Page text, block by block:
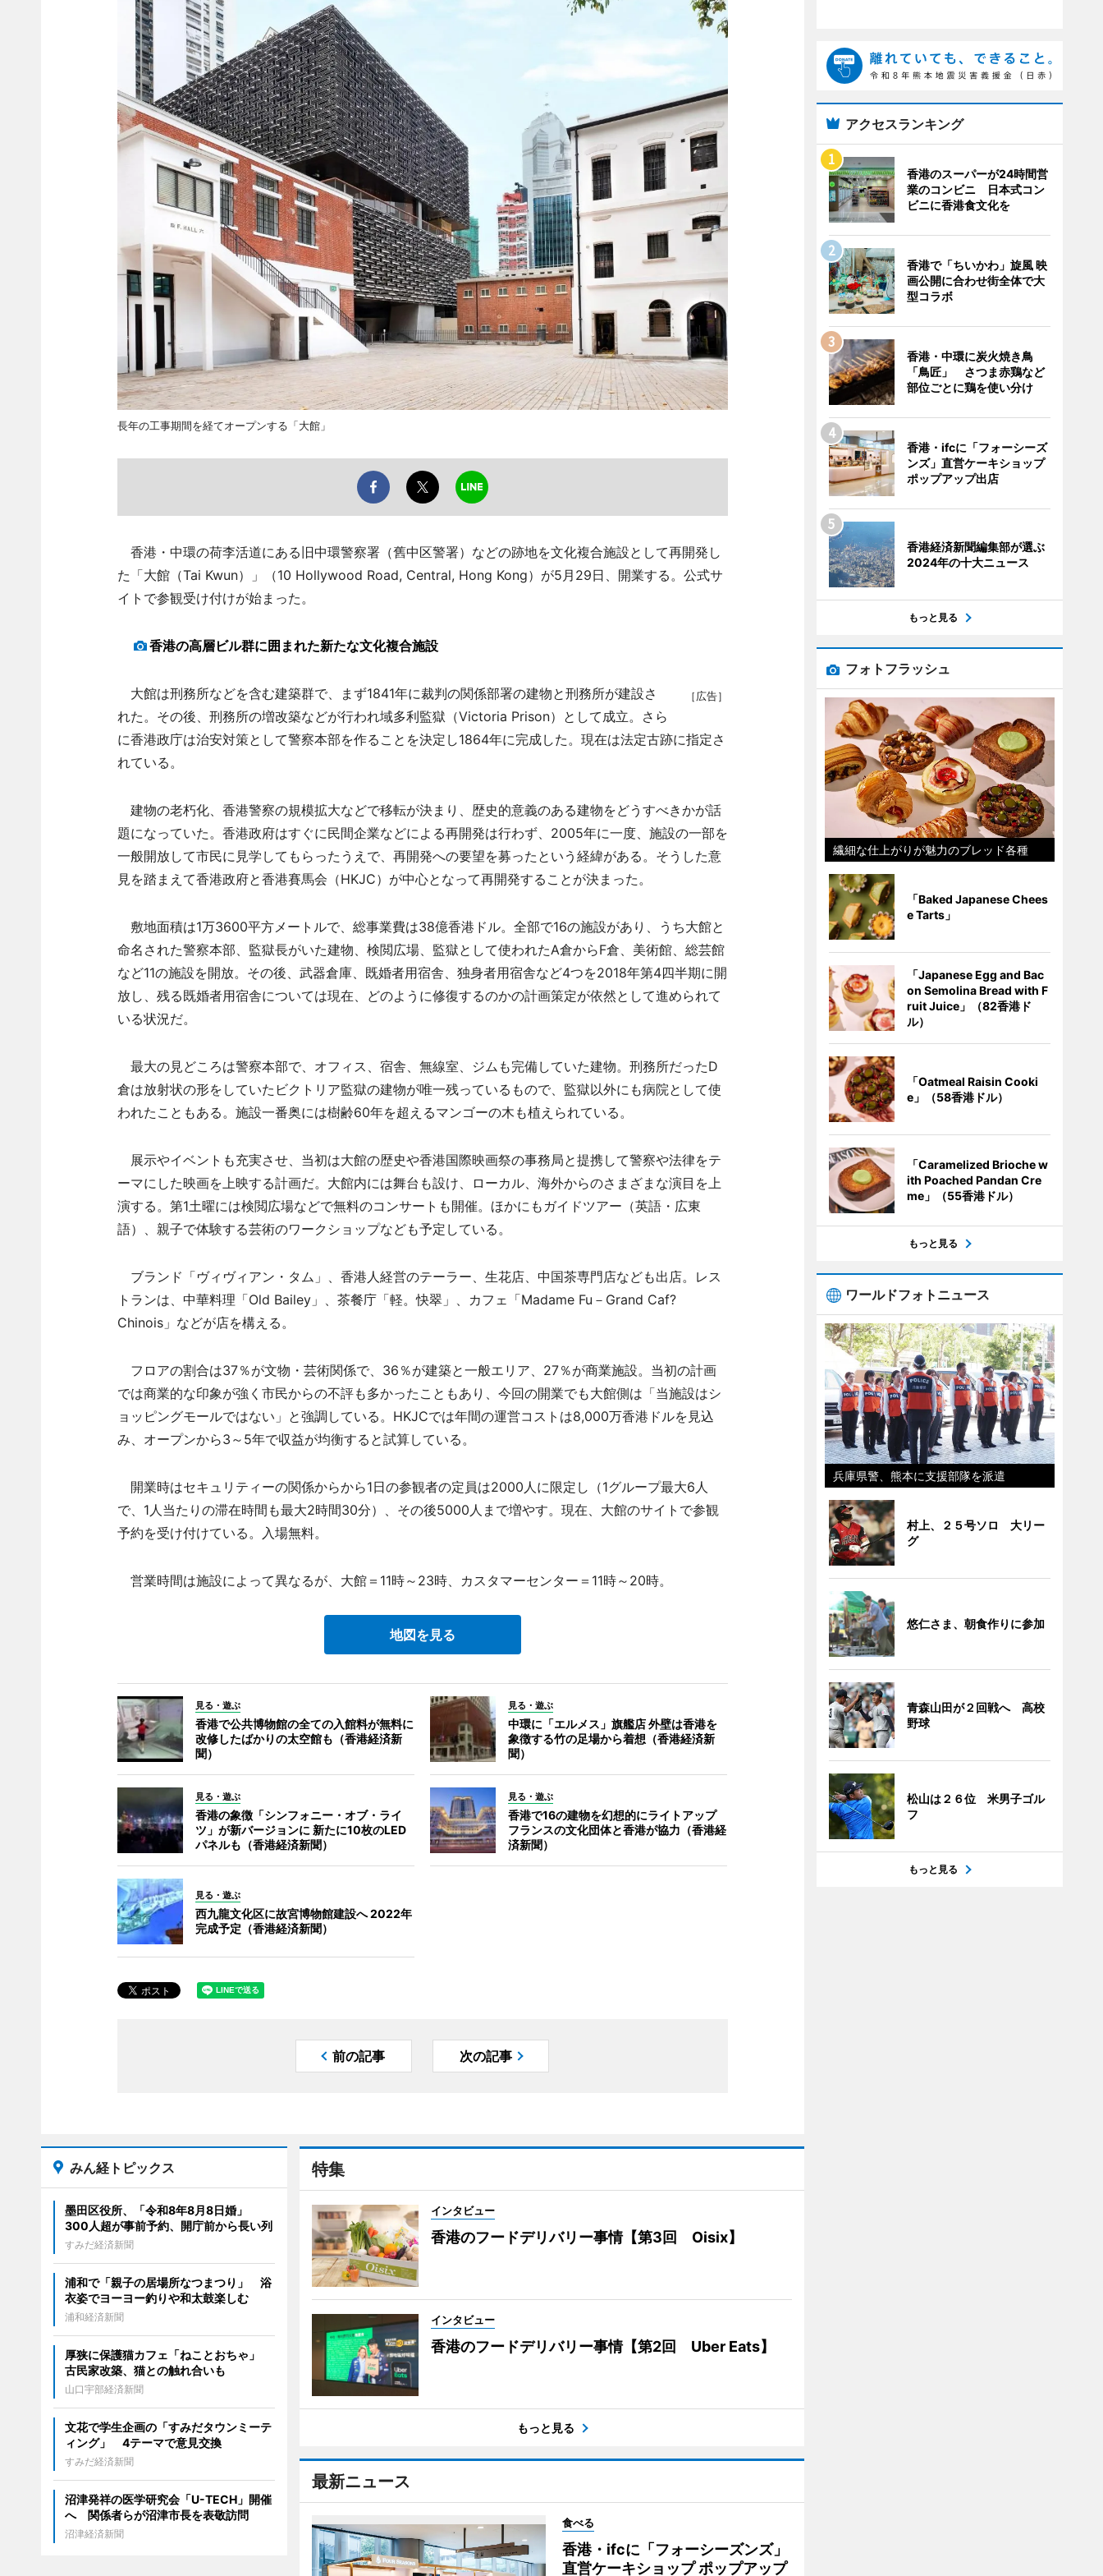
長年の工事期間を経てオープンする「大館」
香港・中環の荷李活道にある旧中環警察署（舊中区警署）などの跡地を文化複合施設として再開発し
た「大館（Tai Kwun）」（10 Hollywood Road, Central, Hong Kong）が5月29日、開業する。公式サ
イトで参観受け付けが始まった。
香港の高層ビル群に囲まれた新たな文化複合施設
［広告］
大館は刑務所などを含む建築群で、まず1841年に裁判の関係部署の建物と刑務所が建設さ
れた。その後、刑務所の増改築などが行われ域多利監獄（Victoria Prison）として成立。さら
に香港政庁は治安対策として警察本部を作ることを決定し1864年に完成した。現在は法定古跡に指定さ
れている。
建物の老朽化、香港警察の規模拡大などで移転が決まり、歴史的意義のある建物をどうすべきかが話
題になっていた。香港政府はすぐに民間企業などによる再開発は行わず、2005年に一度、施設の一部を
一般開放して市民に見学してもらったうえで、再開発への要望を募ったという経緯がある。そうした意
見を踏まえて香港政府と香港賽馬会（HKJC）が中心となって再開発することが決まった。
敷地面積は1万3600平方メートルで、総事業費は38億香港ドル。全部で16の施設があり、うち大館と
命名された警察本部、監獄長がいた建物、検閲広場、監獄として使われたA倉からF倉、美術館、総芸館
など11の施設を開放。その後、武器倉庫、既婚者用宿舎、独身者用宿舎など4つを2018年第4四半期に開
放し、残る既婚者用宿舎については現在、どのように修復するのかの計画策定が依然として進められて
いる状況だ。
最大の見どころは警察本部で、オフィス、宿舎、無線室、ジムも完備していた建物。刑務所だったD
倉は放射状の形をしていたビクトリア監獄の建物が唯一残っているもので、監獄以外にも病院として使
われたこともある。施設一番奥には樹齢60年を超えるマンゴーの木も植えられている。
展示やイベントも充実させ、当初は大館の歴史や香港国際映画祭の事務局と提携して警察や法律をテ
ーマにした映画を上映する計画だ。大館内には舞台も設け、ローカル、海外からのさまざまな演目を上
演する。第1土曜には検閲広場などで無料のコンサートも開催。ほかにもガイドツアー（英語・広東
語）、親子で体験する芸術のワークショップなども予定している。
ブランド「ヴィヴィアン・タム」、香港人経営のテーラー、生花店、中国茶専門店なども出店。レス
トランは、中華料理「Old Bailey」、茶餐庁「軽。快翠」、カフェ「Madame Fu－Grand Caf?
Chinois」などが店を構える。
フロアの割合は37％が文物・芸術関係で、36％が建築と一般エリア、27％が商業施設。当初の計画
では商業的な印象が強く市民からの不評も多かったこともあり、今回の開業でも大館側は「当施設はシ
ョッピングモールではない」と強調している。HKJCでは年間の運営コストは8,000万香港ドルを見込
み、オープンから3～5年で収益が均衡すると試算している。
開業時はセキュリティーの関係からから1日の参観者の定員は2000人に限定し（1グループ最大6人
で、1人当たりの滞在時間も最大2時間30分）、その後5000人まで増やす。現在、大館のサイトで参観
予約を受け付けている。入場無料。
営業時間は施設によって異なるが、大館＝11時～23時、カスタマーセンター＝11時～20時。
地図を見る
見る・遊ぶ
香港で公共博物館の全ての入館料が無料に
改修したばかりの太空館も（香港経済新
聞）
見る・遊ぶ
中環に「エルメス」旗艦店 外壁は香港を
象徴する竹の足場から着想（香港経済新
聞）
見る・遊ぶ
香港の象徴「シンフォニー・オブ・ライ
ツ」が新バージョンに 新たに10枚のLED
パネルも（香港経済新聞）
見る・遊ぶ
香港で16の建物を幻想的にライトアップ
フランスの文化団体と香港が協力（香港経
済新聞）
見る・遊ぶ
西九龍文化区に故宮博物館建設へ 2022年
完成予定（香港経済新聞）
前の記事 次の記事
特集
インタビュー
香港のフードデリバリー事情【第3回 Oisix】
インタビュー
香港のフードデリバリー事情【第2回 Uber Eats】
もっと見る
最新ニュース
食べる
香港・ifcに「フォーシーズンズ」
直営ケーキショップ ポップアップ
みん経トピックス
墨田区役所、「令和8年8月8日婚」
300人超が事前予約、開庁前から長い列
すみだ経済新聞
浦和で「親子の居場所なつまつり」 浴
衣姿でヨーヨー釣りや和太鼓楽しむ
浦和経済新聞
厚狭に保護猫カフェ「ねことおちゃ」
古民家改築、猫との触れ合いも
山口宇部経済新聞
文花で学生企画の「すみだタウンミーテ
ィング」 4テーマで意見交換
すみだ経済新聞
沼津発祥の医学研究会「U-TECH」開催
へ 関係者らが沼津市長を表敬訪問
沼津経済新聞
アクセスランキング
香港のスーパーが24時間営
業のコンビニ 日本式コン
ビニに香港食文化を
香港で「ちいかわ」旋風 映
画公開に合わせ街全体で大
型コラボ
香港・中環に炭火焼き鳥
「鳥匠」 さつま赤鶏など
部位ごとに鶏を使い分け
香港・ifcに「フォーシーズ
ンズ」直営ケーキショップ
ポップアップ出店
香港経済新聞編集部が選ぶ
2024年の十大ニュース
もっと見る
フォトフラッシュ
繊細な仕上がりが魅力のブレッド各種
「Baked Japanese Chees
e Tarts」
「Japanese Egg and Bac
on Semolina Bread with F
ruit Juice」（82香港ド
ル）
「Oatmeal Raisin Cooki
e」（58香港ドル）
「Caramelized Brioche w
ith Poached Pandan Cre
me」（55香港ドル）
もっと見る
ワールドフォトニュース
兵庫県警、熊本に支援部隊を派遣
村上、２５号ソロ 大リー
グ
悠仁さま、朝食作りに参加
青森山田が２回戦へ 高校
野球
松山は２６位 米男子ゴル
フ
もっと見る